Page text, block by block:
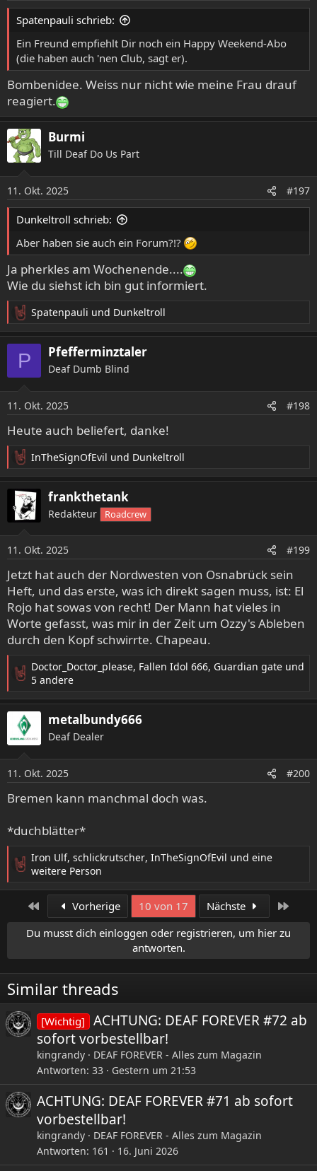
e
nSpatenpauli schrieb:
Ein Freund empfiehlt Dir noch ein Happy Weekend-Abo
(die haben auch 'nen Club, sagt er).
Bombenidee. Weiss nur nicht wie meine Frau drauf
reagiert.
Burmi
Till Deaf Do Us Part
11. Okt. 2025 #197
Dunkeltroll schrieb:
Aber haben sie auch ein Forum?!?
Ja pherkles am Wochenende....
Wie du siehst ich bin gut informiert.
R
e
a
n
e
n
Spatenpauli und Dunkeltroll
P Pfefferminztaler
Deaf Dumb Blind
11. Okt. 2025 #198
Heute auch beliefert, danke!
R
e
a
k
n
e
n
:
InTheSignOfEvil und Dunkeltroll
frankthetank
Redakteur Roadcrew
11. Okt. 2025 #199
Jetzt hat auch der Nordwesten von Osnabrück sein
Heft, und das erste, was ich direkt sagen muss, ist: El
Rojo hat sowas von recht! Der Mann hat vieles in
Worte gefasst, was mir in der Zeit um Ozzy's Ableben
durch den Kopf schwirrte. Chapeau.
R
a
i
o
n
e
n
Doctor_Doctor_please, Fallen Idol 666, Guardian gate und
5 andere
metalbundy666
Deaf Dealer
11. Okt. 2025 #200
Bremen kann manchmal doch was.
*duchblätter*
R
t
e
n
:
Iron Ulf, schlickrutscher, InTheSignOfEvil und eine
weitere Person
Erste Vorherige 10 von 17 Nächste
Du musst dich einloggen oder registrieren, um hier zu
antworten.
Similar threads
[Wichtig]
ACHTUNG: DEAF FOREVER #72 ab
sofort vorbestellbar!
kingrandy
DEAF FOREVER - Alles zum Magazin
Antworten 33 Gestern um 21:53
ACHTUNG: DEAF FOREVER #71 ab sofort
vorbestellbar!
kingrandy
DEAF FOREVER - Alles zum Magazin
Antworten 161 16. Juni 2026